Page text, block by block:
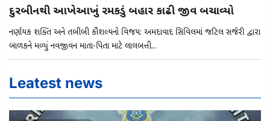
દુરબીનથી આખેઆખું રમકડું બહાર કાઢી જીવ બચાવ્યો
નિર્ણાયક શક્તિ અને તબીબી કૌશલ્યનો વિજય: અમદાવાદ સિવિલમાં જટિલ સર્જરી દ્વારા
બાળકને મળ્યું નવજીવન માતા-પિતા માટે લાલબત્તી...
Leatest news